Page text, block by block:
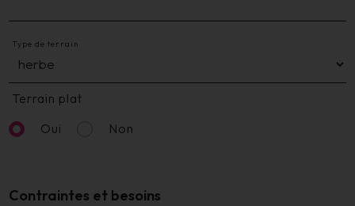
Type de terrain
Oui Non
Terrain plat
Contraintes et besoins